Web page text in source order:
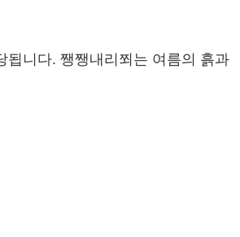
됩니다. 쨍쨍내리쬐는 여름의 흙과